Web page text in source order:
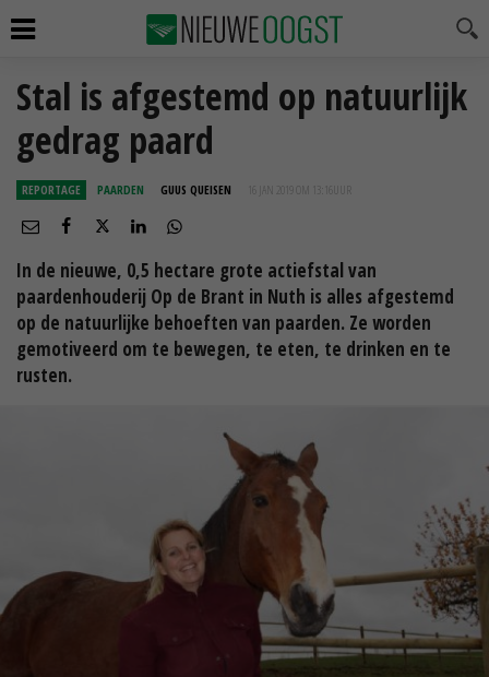
Stal is afgestemd op natuurlijk
gedrag paard
REPORTAGE PAARDEN GUUS QUEISEN 16 JAN 2019 OM 13:16
In de nieuwe, 0,5 hectare grote actiefstal van
paardenhouderij Op de Brant in Nuth is alles afgestemd
op de natuurlijke behoeften van paarden. Ze worden
gemotiveerd om te bewegen, te eten, te drinken en te
rusten.